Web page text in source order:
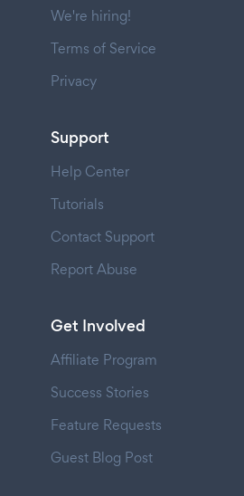
We're hiring!
Terms of Service
Privacy
Support
Help Center
Tutorials
Contact Support
Report Abuse
Get Involved
Affiliate Program
Success Stories
Feature Requests
Guest Blog Post